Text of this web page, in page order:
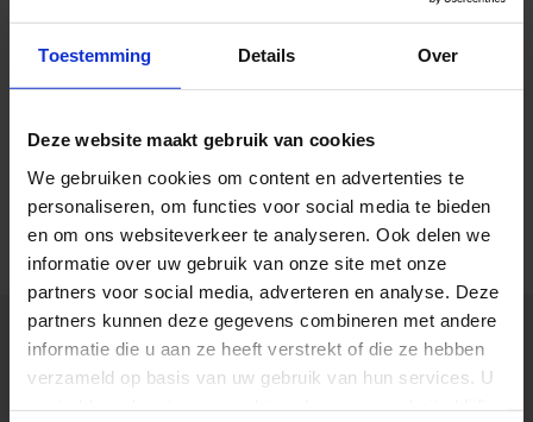
Toestemming Details Over
Deze website maakt gebruik van cookies
We gebruiken cookies om content en advertenties te
personaliseren, om functies voor social media te bieden
en om ons websiteverkeer te analyseren. Ook delen we
informatie over uw gebruik van onze site met onze
partners voor social media, adverteren en analyse. Deze
partners kunnen deze gegevens combineren met andere
informatie die u aan ze heeft verstrekt of die ze hebben
verzameld op basis van uw gebruik van hun services. U
Industrial Repairs
info@timmerman-ir.nl
Suchen Sie nach weiteren
Informationen? Kontaktieren Sie uns!